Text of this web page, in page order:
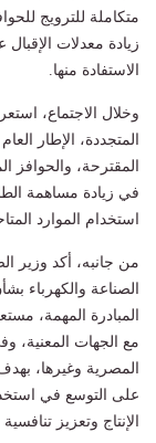
متكاملة للترويج
زيادة معدلات
الاستفادة منها.
وخلال الاجتماع،
المتجددة، الإطار
المقترحة، والحوافز
في زيادة مساهمة
استخدام الموارد
من جانبه، أكد وزير
الصناعة والكهرباء
المبادرة المهمة،
مع الجهات المعنية،
المصرية وغيرها،
على التوسع في
الإنتاج وتعزيز